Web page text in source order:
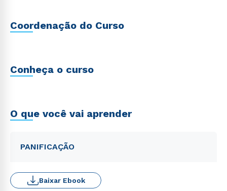
Coordenação do Curso
Conheça o curso
O que você vai aprender
PANIFICAÇÃO
Baixar Ebook